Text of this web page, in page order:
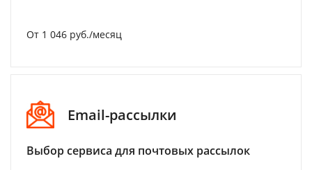
От 1 046 руб./месяц
Email-рассылки
Выбор сервиса для почтовых рассылок